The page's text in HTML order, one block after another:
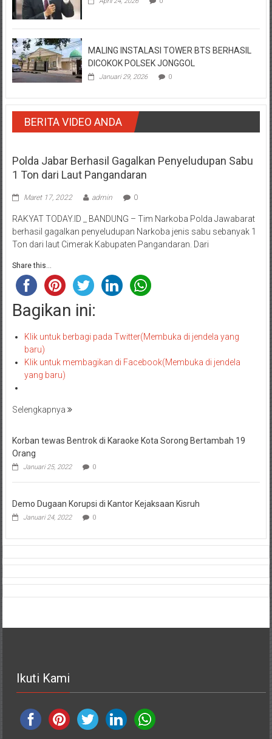
MALING INSTALASI TOWER BTS BERHASIL
DICOKOK POLSEK JONGGOL
Januari 29, 2026 0
BERITA VIDEO ANDA
Polda Jabar Berhasil Gagalkan Penyeludupan Sabu
1 Ton dari Laut Pangandaran
Maret 17, 2022 admin 0
RAKYAT TODAY.ID _ BANDUNG – Tim Narkoba Polda Jawabarat
berhasil gagalkan penyeludupan Narkoba jenis sabu sebanyak 1
Ton dari laut Cimerak Kabupaten Pangandaran. Dari
Share this...
Bagikan ini:
Klik untuk berbagi pada Twitter(Membuka di jendela yang
baru)
Klik untuk membagikan di Facebook(Membuka di jendela
yang baru)
Selengkapnya
Korban tewas Bentrok di Karaoke Kota Sorong Bertambah 19
Orang
Januari 25, 2022 0
Demo Dugaan Korupsi di Kantor Kejaksaan Kisruh
Januari 24, 2022 0
Ikuti Kami